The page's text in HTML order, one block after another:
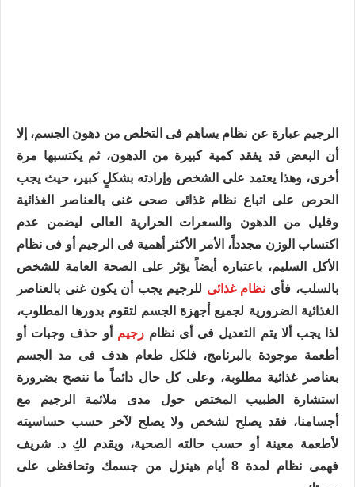
الرجيم عبارة عن نظام يساهم فى التخلص من دهون الجسم، إلا
أن البعض قد يفقد كمية كبيرة من الدهون، ثم يكتسبها مرة
أخرى، وهذا يعتمد على الشخص وإرادته بشكلٍ كبير، حيث يجب
الحرص على اتباع نظام غذائى صحى غنى بالعناصر الغذائية
وقليل من الدهون والسعرات الحرارية العالى ليضمن عدم
اكتساب الوزن مجدداً، الأمر الأكثر أهمية فى الرجيم أو فى نظام
الأكل السليم، باعتباره أيضاً يؤثر على الصحة العامة للشخص
بالسلب، فأى نظام غذائى للرجيم يجب أن يكون غنى بالعناصر
الغذائية الضرورية لجميع أجهزة الجسم لتقوم بدورها المطلوب،
لذا يجب ألا يتم التعديل فى أى نظام رجيم
أو حذف وجبات أو
أطعمة موجودة بالبرنامج، فلكل طعام هدف فى مد الجسم
بعناصر غذائية مطلوبة، وعلى كل حال دائماً ما ننصح بضرورة
استشارة الطبيب المختص حول مدى ملائمة الرجيم مع
أجسامنا، فقد يصلح لشخص ولا يصلح لآخر حسب حساسيته
لأطعمة معينة أو حسب حالته الصحية، ويقدم لكِ د. شريف
فهمى نظام لمدة 8 أيام هينزل من جسمك وتحافظى على